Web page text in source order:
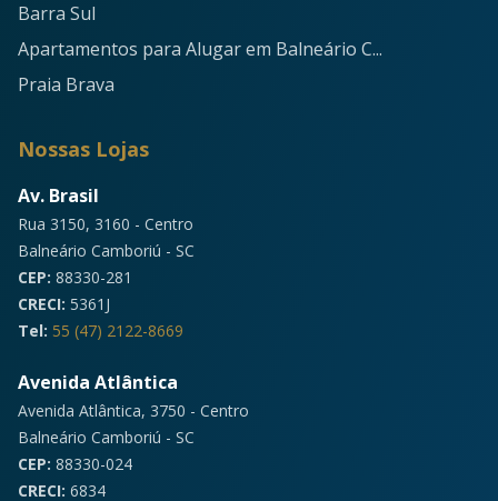
Barra Sul
Apartamentos para Alugar em Balneário C...
Praia Brava
Nossas Lojas
Av. Brasil
Rua 3150, 3160 - Centro
Balneário Camboriú - SC
CEP: 88330-281
CRECI: 5361J
Tel: 55 (47) 2122-8669
Avenida Atlântica
Avenida Atlântica, 3750 - Centro
Balneário Camboriú - SC
CEP: 88330-024
CRECI: 6834